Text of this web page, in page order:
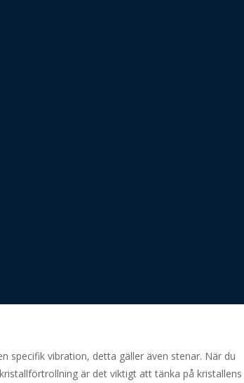
specifik vibration, detta gäller även stenar. När du
är det viktigt att tänka på kristallens